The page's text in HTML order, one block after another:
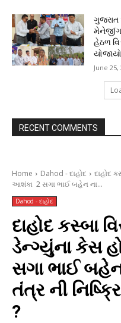
ગુજરાત
મેનેજીંગ
હેઠળ
June 25,
RECENT COMMENTS